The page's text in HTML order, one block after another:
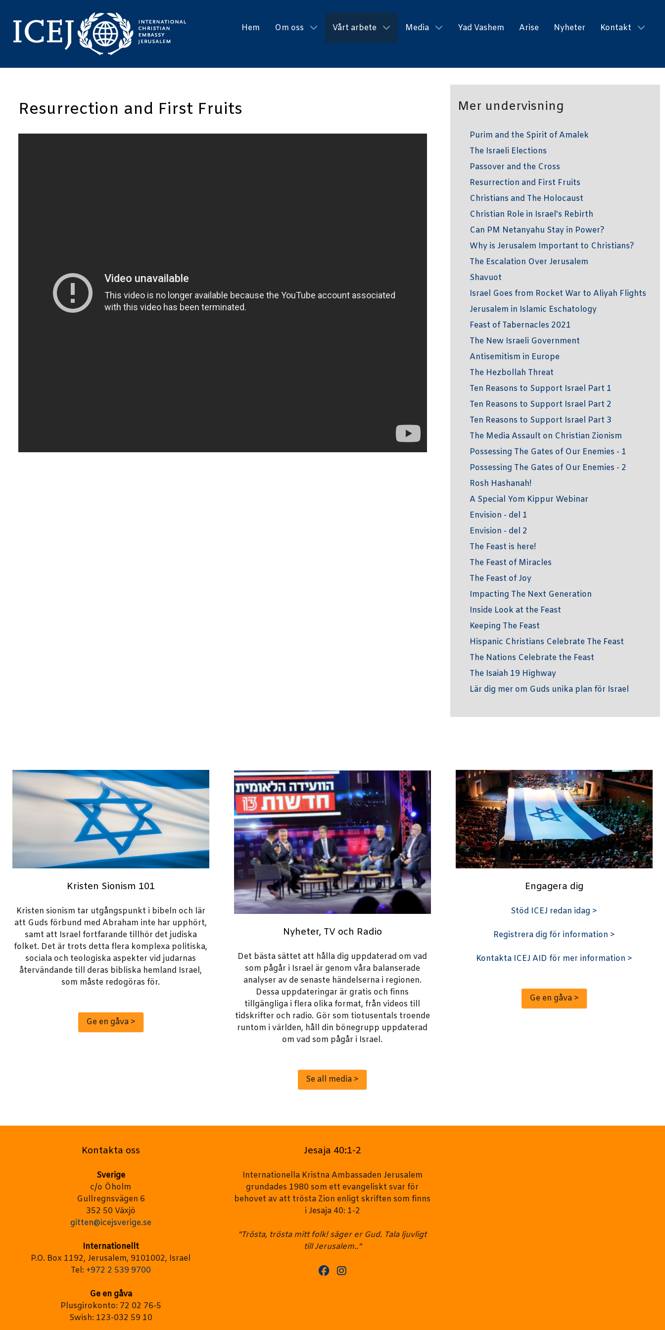
Hem Om oss Vårt arbete Media Yad Vashem Arise Nyheter Kontakt
Resurrection and First Fruits Mer undervisning
Purim and the Spirit of Amalek
The Israeli Elections
Passover and the Cross
Resurrection and First Fruits
Christians and The Holocaust
Christian Role in Israel's Rebirth
Can PM Netanyahu Stay in Power?
Why is Jerusalem Important to Christians?
The Escalation Over Jerusalem
Shavuot
Israel Goes from Rocket War to Aliyah Flights
Jerusalem in Islamic Eschatology
Feast of Tabernacles 2021
The New Israeli Government
Antisemitism in Europe
The Hezbollah Threat
Ten Reasons to Support Israel Part 1
Ten Reasons to Support Israel Part 2
Ten Reasons to Support Israel Part 3
The Media Assault on Christian Zionism
Possessing The Gates of Our Enemies - 1
Possessing The Gates of Our Enemies - 2
Rosh Hashanah!
A Special Yom Kippur Webinar
Envision - del 1
Envision - del 2
The Feast is here!
The Feast of Miracles
The Feast of Joy
Impacting The Next Generation
Inside Look at the Feast
Keeping The Feast
Hispanic Christians Celebrate The Feast
The Nations Celebrate the Feast
The Isaiah 19 Highway
Lär dig mer om Guds unika plan för Israel
Kristen Sionism 101
Kristen sionism tar utgångspunkt i bibeln och lär
att Guds förbund med Abraham inte har upphört,
samt att Israel fortfarande tillhör det judiska
folket. Det är trots detta flera komplexa politiska,
sociala och teologiska aspekter vid judarnas
återvändande till deras bibliska hemland Israel,
som måste redogöras för.
Ge en gåva >
Nyheter, TV och Radio
Det bästa sättet att hålla dig uppdaterad om vad
som pågår i Israel är genom våra balanserade
analyser av de senaste händelserna i regionen.
Dessa uppdateringar är gratis och finns
tillgängliga i flera olika format, från videos till
tidskrifter och radio. Gör som tiotusentals troende
runtom i världen, håll din bönegrupp uppdaterad
om vad som pågår i Israel.
Se all media >
Engagera dig
Stöd ICEJ redan idag >
Registrera dig för information >
Kontakta ICEJ AID för mer information >
Ge en gåva >
Kontakta oss
Sverige
c/o Öholm
Gullregnsvägen 6
352 50 Växjö
gitten@icejsverige.se
Internationellt
P.O. Box 1192, Jerusalem, 9101002, Israel
Tel: +972 2 539 9700
Ge en gåva
Plusgirokonto: 72 02 76-5
Swish: 123-032 59 10
Jesaja 40:1-2
Internationella Kristna Ambassaden Jerusalem
grundades 1980 som ett evangeliskt svar för
behovet av att trösta Zion enligt skriften som finns
i Jesaja 40: 1-2
"Trösta, trösta mitt folk! säger er Gud. Tala ljuvligt
till Jerusalem.."